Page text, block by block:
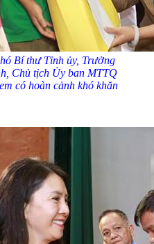
Bí thư Tỉnh ủy, Trưởng
Chủ tịch Ủy ban MTTQ
có hoàn cảnh khó khăn